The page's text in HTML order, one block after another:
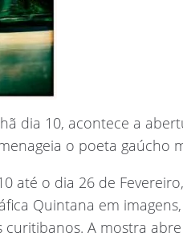
dia 10, acontece a
o poeta gaúcho
até o dia 26 de
Quintana em
curitibanos. A mostra